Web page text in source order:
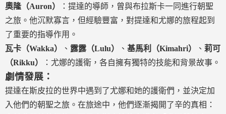
奧隆（Auron）
：提達的導師，曾與布拉斯卡一同進行朝聖
之旅。他沉默寡言，但經驗豐富，對提達和尤娜的旅程起到
了重要的指導作用。
瓦卡（Wakka）
、 露露（Lulu） 、 基馬利（Kimahri） 、 莉可
（Rikku）
：尤娜的護衛，各自擁有獨特的技能和背景故事。
劇情發展：
提達在斯皮拉的世界中遇到了尤娜和她的護衛們，並決定加
入他們的朝聖之旅。在旅途中，他們逐漸揭開了辛的真相：